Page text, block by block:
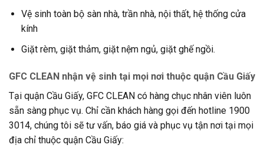
Vệ sinh toàn bộ sàn nhà, trần nhà, nội thất, hệ thống cửa
kính
Giặt rèm, giặt thảm, giặt nệm ngủ, giặt ghế ngồi.
GFC CLEAN nhận vệ sinh tại mọi nơi thuộc quận Cầu Giấy
Tại quận Cầu Giấy, GFC CLEAN có hàng chục nhân viên luôn
sẵn sàng phục vụ. Chỉ cần khách hàng gọi đến hotline 1900
3014, chúng tôi sẽ tư vấn, báo giá và phục vụ tận nơi tại mọi
địa chỉ thuộc quận Cầu Giấy: